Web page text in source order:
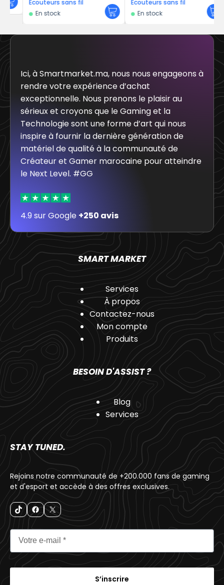
Écouteurs sans fil
En stock
Écouteurs sans fil
En stock
Ici, à Smartmarket.ma, nous nous engageons à
rendre votre expérience d’achat
exceptionnelle. Nous prenons le plaisir au
sérieux et croyons que le Gaming et la
Technologie sont une forme d’art qui nous
inspire à fournir la dernière génération de
matériel de qualité à la communauté de
Créateur et Gamer marocaine pour atteindre
le Next Level. #GG
4.9 sur Google +250 avis
SMART MARKET
Services
À propos
Contactez-nous
Mon compte
Produits
BESOIN D'ASSIST ?
Blog
Services
STAY TUNED.
Rejoins notre communauté de +200.000 fans de gaming
et d'esport et accède à des offres exclusives.
S’inscrire